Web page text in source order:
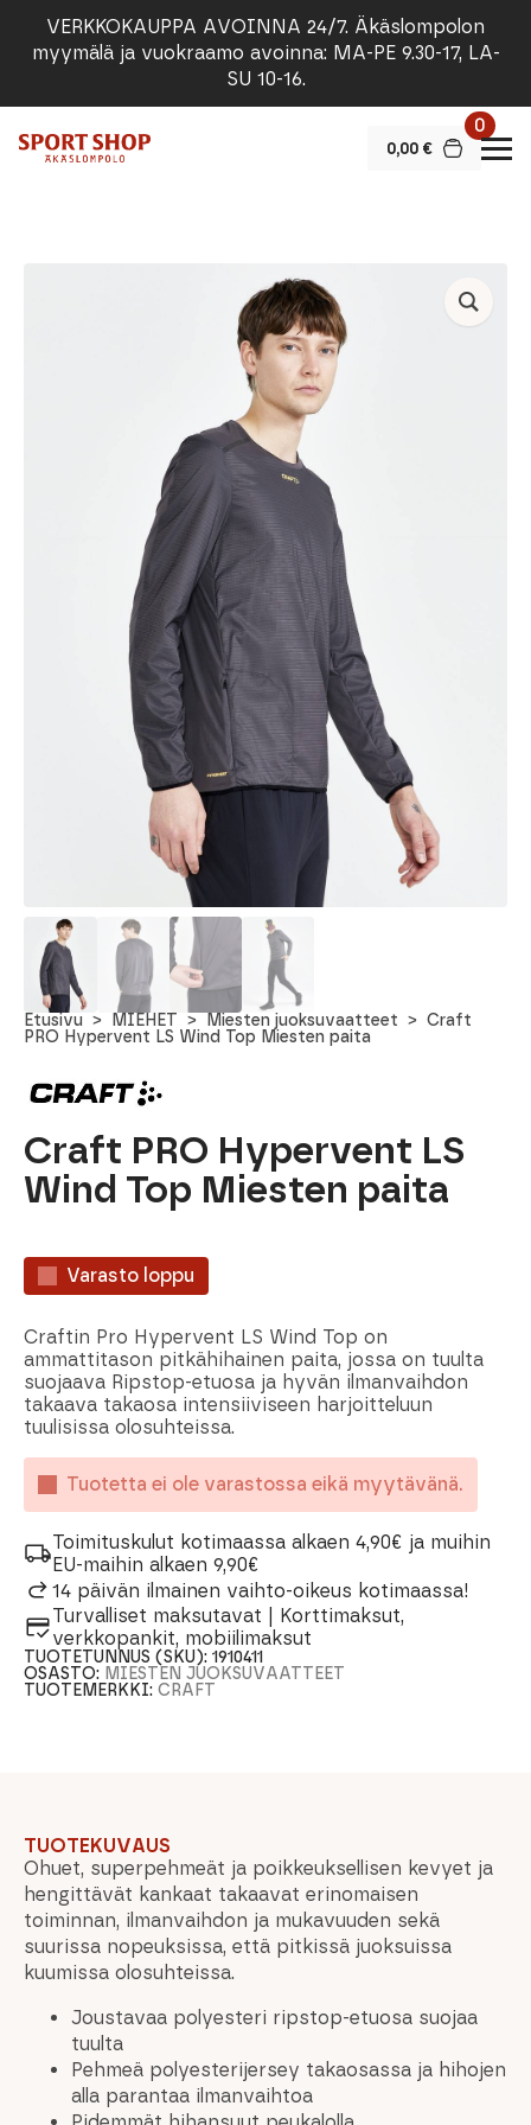
VERKKOKAUPPA AVOINNA 24/7. Äkäslompolon
myymälä ja vuokraamo avoinna: MA-PE 9.30-17, LA-
SU 10-16.
0,00 €
0
Etusivu MIEHET Miesten juoksuvaatteet
Craft
PRO Hypervent LS Wind Top Miesten paita
Craft PRO Hypervent LS
Wind Top Miesten paita
Varasto loppu
Craftin Pro Hypervent LS Wind Top on
ammattitason pitkähihainen paita, jossa on tuulta
suojaava Ripstop-etuosa ja hyvän ilmanvaihdon
takaava takaosa intensiiviseen harjoitteluun
tuulisissa olosuhteissa.
Tuotetta ei ole varastossa eikä myytävänä.
Toimituskulut kotimaassa alkaen 4,90€ ja muihin
EU-maihin alkaen 9,90€
14 päivän ilmainen vaihto-oikeus kotimaassa!
Turvalliset maksutavat | Korttimaksut,
verkkopankit, mobiilimaksut
TUOTETUNNUS (SKU):1910411
OSASTO: MIESTEN JUOKSUVAATTEET
TUOTEMERKKI:CRAFT
TUOTEKUVAUS
Ohuet, superpehmeät ja poikkeuksellisen kevyet ja
hengittävät kankaat takaavat erinomaisen
toiminnan, ilmanvaihdon ja mukavuuden sekä
suurissa nopeuksissa, että pitkissä juoksuissa
kuumissa olosuhteissa.
Joustavaa polyesteri ripstop-etuosa suojaa
tuulta
Pehmeä polyesterijersey takaosassa ja hihojen
alla parantaa ilmanvaihtoa